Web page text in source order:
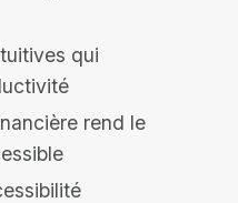
qui
rend le